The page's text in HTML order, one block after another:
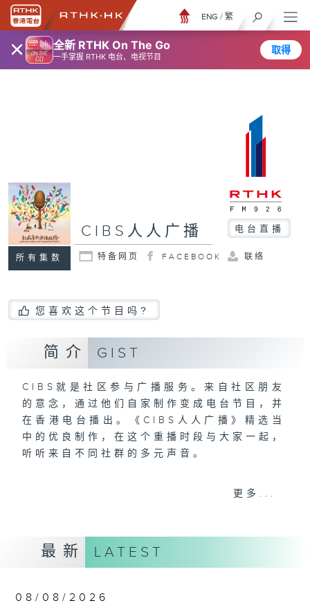
× 全新 RTHK On The Go
一手掌握 RTHK 电台、电视节目
取得
ENG / 繁
所有集数
CIBS人人广播 电台直播
特备网页 FACEBOOK 联络
您喜欢这个节目吗?
简介 GIST
CIBS就是社区参与广播服务。来自社区朋友
的意念，通过他们自家制作变成电台节目，并
在香港电台播出。《CIBS人人广播》精选当
中的优良制作，在这个重播时段与大家一起，
听听来自不同社群的多元声音。
更多...
最新 LATEST
08/08/2026